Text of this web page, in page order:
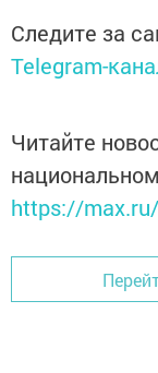
Следите за
Telegram-
Читайте
https://